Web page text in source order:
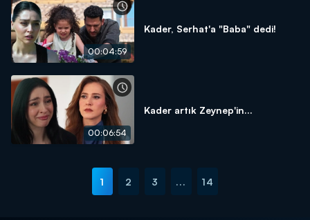
00:04:59
Kader, Serhat'a "Baba" dedi!
00:06:54
Kader artık Zeynep'in...
1 2 3 ... 14